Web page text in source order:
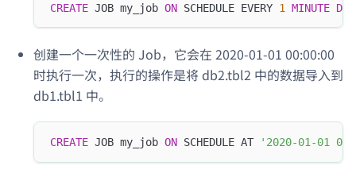
CREATE JOB my_job ON SCHEDULE EVERY 1 MINUTE DO
创建一个一次性的 Job，它会在 2020-01-01 00:00:00
时执行一次，执行的操作是将 db2.tbl2 中的数据导入到
db1.tbl1 中。
CREATE JOB my_job ON SCHEDULE AT '2020-01-01